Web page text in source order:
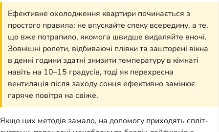
Ефективне охолодження квартири починається з
простого правила: не впускайте спеку всередину, а те,
що вже потрапило, якомога швидше видаляйте вночі.
Зовнішні ролети, відбиваючі плівки та зашторені вікна
в денні години здатні знизити температуру в кімнаті
навіть на 10–15 градусів, тоді як перехресна
вентиляція після заходу сонця ефективно замінює
гаряче повітря на свіже.
Якщо цих методів замало, на допомогу приходять спліт-